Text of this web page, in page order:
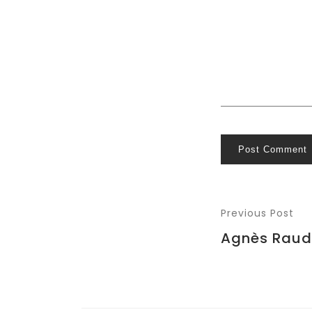
Post Comment
Previous Post
Agnès